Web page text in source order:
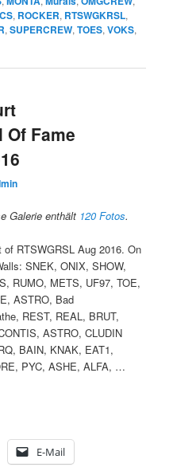
, ROCKER, RTSWGKRSL,
,SUPERCREW,TOES,VOKS,
Fame
Galerie enthält 120 Fotos.
of RTSWGRSL Aug 2016. On
SNEK, ONIX, SHOW,
RUMO, METS, UF97, TOE,
ASTRO, Bad
REST, REAL, BRUT,
ASTRO, CLUDIN
BAIN, KNAK, EAT1,
PYC, ASHE, ALFA, …
E-Mail